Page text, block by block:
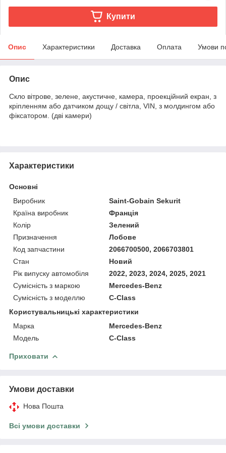
Купити
Опис Характеристики Доставка Оплата Умови
Опис
Скло вітрове, зелене, акустичне, камера, проекційний екран, з
кріпленням або датчиком дощу / світла, VIN, з молдингом або
фіксатором. (дві камери)
Характеристики
Основні
Виробник
Saint-Gobain Sekurit
Країна виробник
Франція
Колір
Зелений
Призначення
Лобове
Код запчастини
2066700500, 2066703801
Стан
Новий
Рік випуску автомобіля
2022, 2023, 2024, 2025, 2021
Сумісність з маркою
Mercedes-Benz
Сумісність з моделлю
C-Class
Користувальницькі характеристики
Марка
Mercedes-Benz
Модель
C-Class
Приховати
Умови доставки
Нова Пошта
Всі умови доставки